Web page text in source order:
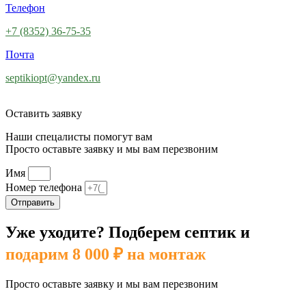
Телефон
+7 (8352) 36-75-35
Почта
septikiopt@yandex.ru
Оставить заявку
Наши спецалисты помогут вам
Просто оставьте заявку и мы вам перезвоним
Имя
Номер телефона
Отправить
Уже уходите? Подберем септик и
подарим 8 000 ₽ на монтаж
Просто оставьте заявку и мы вам перезвоним